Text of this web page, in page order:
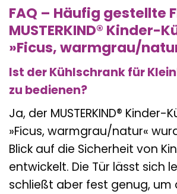
FAQ – Häufig gestellte
MUSTERKIND® Kinder-
»Ficus, warmgrau/
Ist der Kühlschrank für
zu bedienen?
Ja, der MUSTERKIND® Kinder-
»Ficus, warmgrau/natur«
Blick auf die Sicherheit von
entwickelt. Die Tür lässt sich
schließt aber fest genug, um